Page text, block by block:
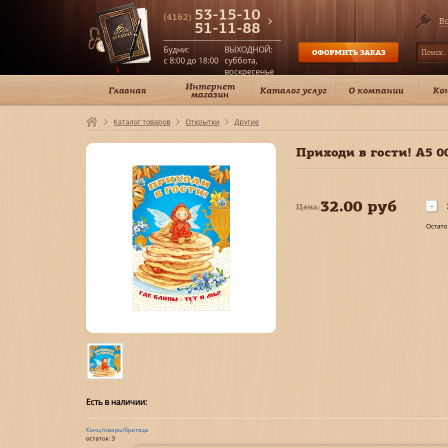
(4162) 53-15-10
51-11-88
Будни:
c 8:00 до 18:00
ВЫХОДНОЙ:
суббота,
воскресенье
ОФОРМИТЬ ЗАКАЗ
Главная Интернет
магазин Каталог услуг О компании
Каталог товаров Открытки Другие
Приходи в гости! А5
Цена:32.00 руб -
Есть в наличии:
Канцтовары/бригада
остаток:3